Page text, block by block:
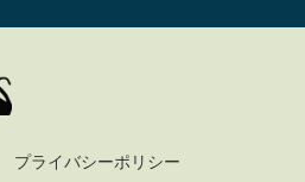
プライバシーポリシー